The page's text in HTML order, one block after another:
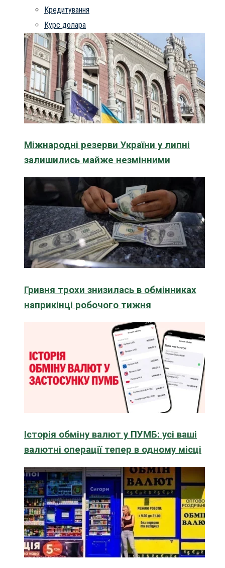
Кредитування
Курс долара
Міжнародні резерви України у липні
залишились майже незмінними
Гривня трохи знизилась в обмінниках
наприкінці робочого тижня
Історія обміну валют у ПУМБ: усі ваші
валютні операції тепер в одному місці